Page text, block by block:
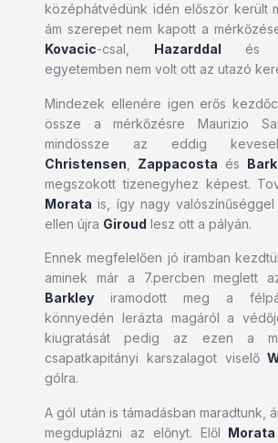
középhátvédünk idén először került
ám szerepet nem kapott a
Kovacic-csal, Hazarddal és
egyetemben nem volt ott az utazó
Mindezek ellenére igen erős
össze a mérkőzésre Maurizio
mindössze az eddig
Christensen
Zappacosta és
megszokott tizenegyhez képest.
Morata is, így nagy valószínűséggel
ellen újra Giroud lesz ott a pályán.
Ennek megfelelően jó iramban
aminek már a 7.percben meglett
Barkley iramodott meg a
könnyedén lerázta magáról a
kiugratását pedig az ezen a
csapatkapitányi karszalagot viselő
gólra.
A gól után is támadásban maradtunk,
megduplázni az előnyt. Elől Morata